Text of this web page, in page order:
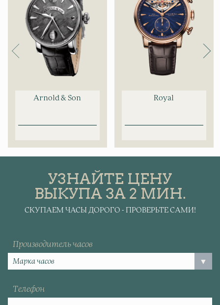
Arnold & Son Royal
УЗНАЙТЕ ЦЕНУ
ВЫКУПА ЗА 2 МИН.
СКУПАЕМ ЧАСЫ ДОРОГО - ПРОВЕРЬТЕ САМИ!
Производитель часов
Телефон